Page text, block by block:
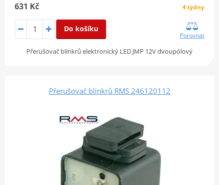
631 Kč 4 týdny
Do košíku
Porovnat
Přerušovač blinkrů elektronický LED JMP 12V dvoupólový
Přerušovač blinkrů RMS 246120112